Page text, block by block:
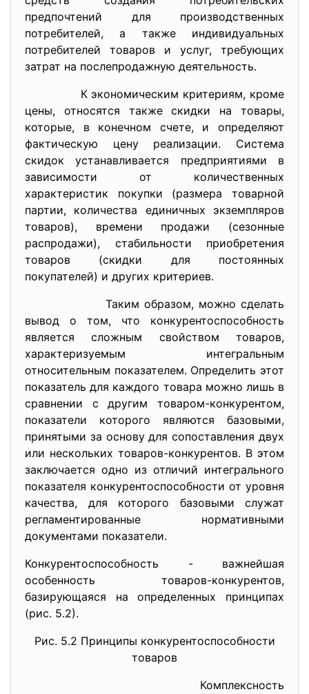
предпочтений для производственных
потребителей, а также индивидуальных
потребителей товаров и услуг, требующих
затрат на послепродажную деятельность.
К экономическим критериям, кроме
цены, относятся также скидки на товары,
которые, в конечном счете, и определяют
фактическую цену реализации. Система
скидок устанавливается предприятиями в
зависимости от количественных
характеристик покупки (размера товарной
партии, количества единичных экземпляров
товаров), времени продажи (сезонные
распродажи), стабильности приобретения
товаров (скидки для постоянных
покупателей) и других критериев.
Таким образом, можно сделать
вывод о том, что конкурентоспособность
является сложным свойством товаров,
характеризуемым интегральным
относительным показателем. Определить этот
показатель для каждого товара можно лишь в
сравнении с другим товаром-конкурентом,
показатели которого являются базовыми,
принятыми за основу для сопоставления двух
или нескольких товаров-конкурентов. В этом
заключается одно из отличий интегрального
показателя конкурентоспособности от уровня
качества, для которого базовыми служат
регламентированные нормативными
документами показатели.
Конкурентоспособность - важнейшая
особенность товаров-конкурентов,
базирующаяся на определенных принципах
(рис. 5.2).
Рис. 5.2 Принципы конкурентоспособности
товаров
Комплексность